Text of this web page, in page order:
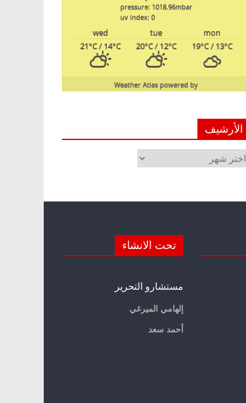
pressure: 1018.96mbar
uv index: 0
mon
tue
wed
19°C/ 13°C
20°C/ 12°C
21°C/ 14°C
powered by
Weather Atlas
الأرشيف
الأرشيف
تحت الانشاء
مستشارو التحرير
إلهامي الميرغي
أحمد سعد